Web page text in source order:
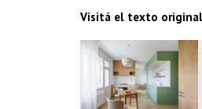
Visitá el texto